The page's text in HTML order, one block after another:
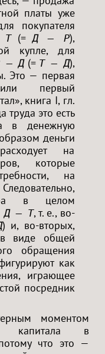
платы уже
покупателя
Т(=Д — Р),
купле, для
— Д(= Т — Д),
Это — первая
первый
книга I, гл.
труда это есть
в денежную
деньги
на
которые
на
в целом
Д — Т, т. е., во-
) и, во-вторых,
в виде общей
обращения
как
играющее
посредник
моментом
капитала в
что это —